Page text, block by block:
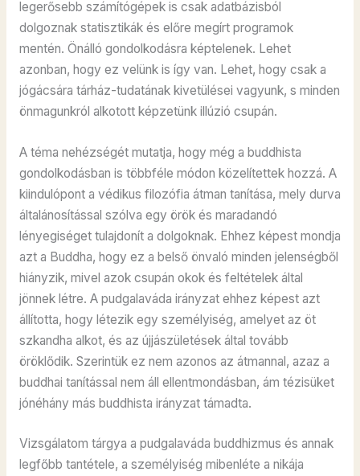
legerősebb számítógépek is csak adatbázisból
dolgoznak statisztikák és előre megírt programok
mentén. Önálló gondolkodásra képtelenek. Lehet
azonban, hogy ez velünk is így van. Lehet, hogy csak a
jógácsára tárház-tudatának kivetülései vagyunk, s minden
önmagunkról alkotott képzetünk illúzió csupán.
A téma nehézségét mutatja, hogy még a buddhista
gondolkodásban is többféle módon közelítettek hozzá. A
kiindulópont a védikus filozófia átman tanítása, mely durva
általánosítással szólva egy örök és maradandó
lényegiséget tulajdonít a dolgoknak. Ehhez képest mondja
azt a Buddha, hogy ez a belső önvaló minden jelenségből
hiányzik, mivel azok csupán okok és feltételek által
jönnek létre. A pudgalaváda irányzat ehhez képest azt
állította, hogy létezik egy személyiség, amelyet az öt
szkandha alkot, és az újjászületések által tovább
öröklődik. Szerintük ez nem azonos az átmannal, azaz a
buddhai tanítással nem áll ellentmondásban, ám tézisüket
jónéhány más buddhista irányzat támadta.
Vizsgálatom tárgya a pudgalaváda buddhizmus és annak
legfőbb tantétele, a személyiség mibenléte a nikája